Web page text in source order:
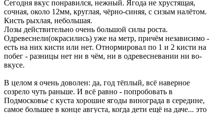
Сегодня вкус понравился, нежный. Ягода не хрустящая,
сочная, около 12мм, круглая, чёрно-синяя, с сизым налётом.
Кисть рыхлая, небольшая.
Лозы действительно очень большой силы роста.
Одревеснели(окрасились) уже на метр, причём независимо -
есть на них кисти или нет. Отнормировал по 1 и 2 кисти на
побег - разницы нет ни в чём, ни в одревесневании ни во-
вкусе.
В целом я очень доволен: да, год тёплый, всё наверное
созрело чуть раньше. И всё равно - попробовать в
Подмосковье с куста хорошие ягоды винограда в середине,
самое большее в конце августа, когда дети ещё на даче... это